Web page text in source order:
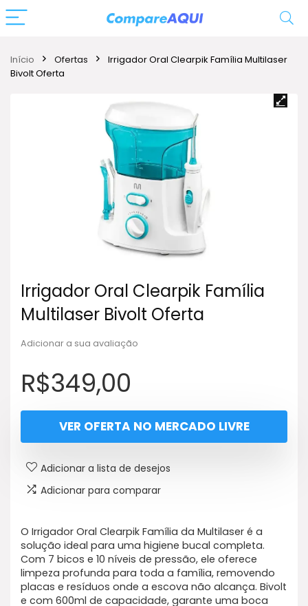
Início Ofertas
Irrigador Oral Clearpik Família Multilaser
Bivolt Oferta
Irrigador Oral Clearpik Família
Multilaser Bivolt Oferta
Adicionar a sua avaliação
R$349,00
VER OFERTA NO MERCADO LIVRE
Adicionar a lista de desejos
Adicionar para comparar
O Irrigador Oral Clearpik Família da Multilaser é a
solução ideal para uma higiene bucal completa.
Com 7 bicos e 10 níveis de pressão, ele oferece
limpeza profunda para toda a família, removendo
placas e resíduos onde a escova não alcança. Bivolt
e com 600ml de capacidade, garante uma boca